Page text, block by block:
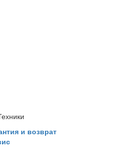
и возврат